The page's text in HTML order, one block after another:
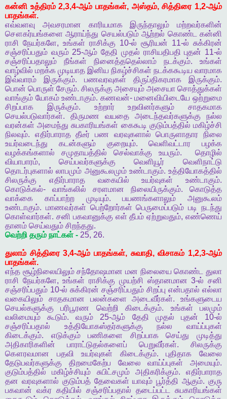
கன்னி உத்திரம்2,3,4-ஆம் பாதங்கள், அஸ்தம்,சித்திரை1,2-ஆம்
பாதங்கள்.
எவ்வளவு
அவசரமான காரியமாக இருந்தாலும்
மற்றவர்களின்
சௌகர்யங்களை ஆராய்ந்து செயல்படும் ஆற்றல் கொண்ட
கன்னி
ராசி நேயர்களே, உங்கள் ராசிக்கு 10-ல் சூரியன் 11-ல் சுக்கிரன்
சஞ்சரிப்பதும் வரும்25-ஆம் தேதி முதல் ராசியதிபதி புதன் 11-ல்
சஞ்சரிப்பதாலும்
நீங்கள் நினைத்ததெல்லாம் நடக்கும். உங்கள்
வாழ்வில் மறக்க முடியாத இனிய நிகழ்ச்சிகள் நடக்ககூடிய வாரமாக
இவ்வாரம்
இருக்கும். பணவரவுகள் திருப்திகரமாக இருக்கும்.
பொன் பொருள் சேரும். சிலருக்கு அசையும் அசையா சொத்துக்கள்
வாங்கும் யோகம் உண்டாகும். கணவன்-மனைவியிடையே ஒற்றுமை
சிறப்பாக
இருக்கும். உற்றார் உறவினர்களும்
சாதகமாக
செயல்படுவார்கள். திருமண வயதை அடைந்தவர்களுக்கு
நல்ல
வரன்கள் அமைந்து சுபகாரியங்கள் கைகூடி குடும்பத்தில் மகிழ்ச்சி
நிலவும். எதிர்பாராத தீடீர் பண வரவுகளால் பொருளாதார நிலை
உயர்வடைந்து
கடன்களும் குறையும்.வெளிவட்டார
பழக்க
வழக்கங்களால்
சமுதாயத்தில் செல்வாக்கு உயரும்.
தொழில்
வியாபாரம், செய்பவர்களுக்கு வெளியூர்
வெளிநாட்டு
தொடர்புகளால் லாபமும் அனுகூலமும் உண்டாகும். உத்தியோகத்தில்
சிலருக்கு
எதிர்பாராத வகையில் உயர்வுகள் உண்டாகும்.
கொடுக்கல்- வாங்கலில் சரளமான நிலையிருக்கும். கொடுத்த
வாக்கை
காப்பாற்ற முடியும்.பயணங்களாலும்
அனுகூலம்
உண்டாகும். மாணவர்கள் பெற்றோர்கள் பெருமைப்படும் படி நடந்து
கொள்வார்கள். சனி பகவானுக்கு எள் தீபம் ஏற்றுவதும்,எண்ணெய்
தானம் செய்வதும் சிறந்தது.
வெற்றி தரும் நாட்கள் - 25, 26.
துலாம் சித்திரை3,4-ஆம் பாதங்கள், சுவாதி,விசாகம் 1,2,3-ஆம்
பாதங்கள்.
எந்த சூழ்நிலையிலும் சந்தோஷமான மன நிலையை கொண்ட
துலா
ராசி நேயர்களே,உங்கள் ராசிக்கு முயற்சி ஸ்தானமான 3-ல் சனி
சஞ்சரிப்பதும் 10-ல் சுக்கிரன் சஞ்சரிப்பதும் சிறப்பு என்பதால் எல்லா
வகையிலும்
சாதகமான பலன்களை அடைவீர்கள். உங்களுடைய
செயல்களுக்கு
பரிபூரண வெற்றி கிடைக்கும். உங்கள்
பலமும்
வலிமையும்
கூடும்.வரும் 25-ஆம் தேதி முதல் புதன் 10-ல்
சஞ்சரிப்பதால்
உத்தியோகஸ்தர்களுக்கு நல்ல
வாய்ப்புகள்
கிடைக்கும். எடுக்கும் பணிகளை சிறப்பாக செய்து
முடித்து
அதிகாரிகளின்
பாராட்டுதல்களைப் பெறுவீர்கள். சிலருக்கு
கௌரவமான
பதவி உயர்வுகள் கிடைக்கும்.புதிதாக
வேலை
தேடுபவர்களுக்கு
திறமைகேற்ப வேலை வாய்ப்புகள் அமையும்.
குடும்பத்தில்
மகிழ்ச்சியும் சுபிட்சமும் அதிகரிக்கும். எதிர்பாராத
தன வரவுகளால் குடும்பத் தேவைகள் யாவும் பூர்த்தி ஆகும்.குரு
பகவான் வக்ர கதியில் சஞ்சரிப்பதால் தடைப்பட்ட
சுபகாரியங்கள்